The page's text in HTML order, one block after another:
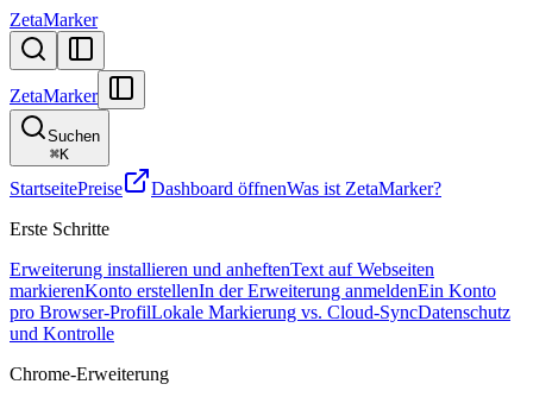
ZetaMarker
ZetaMarker
Suchen
⌘K
StartseitePreise Dashboard öffnenWas ist ZetaMarker?
Erste Schritte
Erweiterung installieren und anheftenText auf Webseiten
markierenKonto erstellenIn der Erweiterung anmeldenEin Konto
pro Browser-ProfilLokale Markierung vs. Cloud-SyncDatenschutz
und Kontrolle
Chrome-Erweiterung